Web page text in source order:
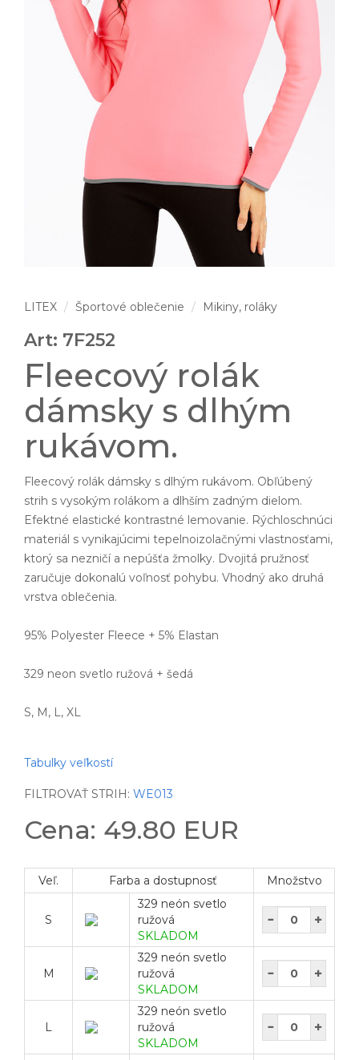
LITEX Športové oblečenie Mikiny, roláky
Art: 7F252
Fleecový rolák
dámsky s dlhým
rukávom.
Fleecový rolák dámsky s dlhým rukávom. Obľúbený
strih s vysokým rolákom a dlhším zadným dielom.
Efektné elastické kontrastné lemovanie. Rýchloschnúci
materiál s vynikajúcimi tepelnoizolačnými vlastnosťami,
ktorý sa nezničí a nepúšťa žmolky. Dvojitá pružnosť
zaručuje dokonalú voľnosť pohybu. Vhodný ako druhá
vrstva oblečenia.
95% Polyester Fleece + 5% Elastan
329 neon svetlo ružová + šedá
S, M, L, XL
Tabulky veľkostí
FILTROVAŤ STRIH: WE013
Cena: 49.80 EUR
Veľ. Farba a dostupnosť Množstvo
S
329 neón svetlo
ružová
SKLADOM
M
329 neón svetlo
ružová
SKLADOM
L
329 neón svetlo
ružová
SKLADOM